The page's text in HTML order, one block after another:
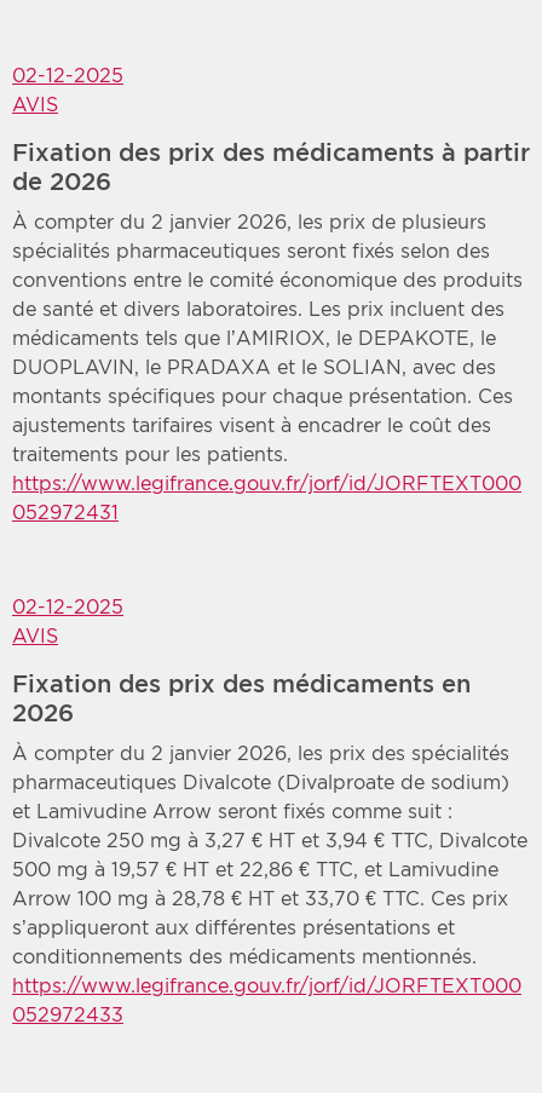
02-12-2025
AVIS
Fixation des prix des médicaments à partir
de 2026
À compter du 2 janvier 2026, les prix de plusieurs
spécialités pharmaceutiques seront fixés selon des
conventions entre le comité économique des produits
de santé et divers laboratoires. Les prix incluent des
médicaments tels que l’AMIRIOX, le DEPAKOTE, le
DUOPLAVIN, le PRADAXA et le SOLIAN, avec des
montants spécifiques pour chaque présentation. Ces
ajustements tarifaires visent à encadrer le coût des
traitements pour les patients.
https://www.legifrance.gouv.fr/jorf/id/JORFTEXT000
052972431
02-12-2025
AVIS
Fixation des prix des médicaments en
2026
À compter du 2 janvier 2026, les prix des spécialités
pharmaceutiques Divalcote (Divalproate de sodium)
et Lamivudine Arrow seront fixés comme suit :
Divalcote 250 mg à 3,27 € HT et 3,94 € TTC, Divalcote
500 mg à 19,57 € HT et 22,86 € TTC, et Lamivudine
Arrow 100 mg à 28,78 € HT et 33,70 € TTC. Ces prix
s’appliqueront aux différentes présentations et
conditionnements des médicaments mentionnés.
https://www.legifrance.gouv.fr/jorf/id/JORFTEXT000
052972433